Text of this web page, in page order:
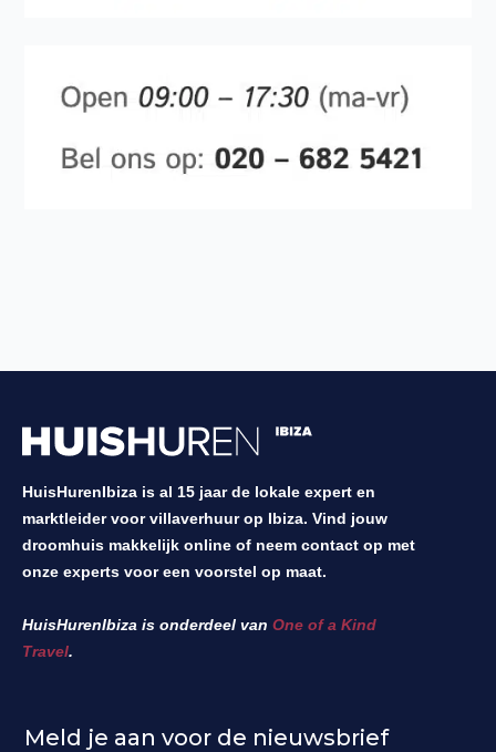
HuisHurenIbiza is al 15 jaar de lokale expert en
marktleider voor villaverhuur op Ibiza. Vind jouw
droomhuis makkelijk online of neem contact op met
onze experts voor een voorstel op maat.
HuisHurenIbiza is onderdeel van One of a Kind
Travel.
Meld je aan voor de nieuwsbrief